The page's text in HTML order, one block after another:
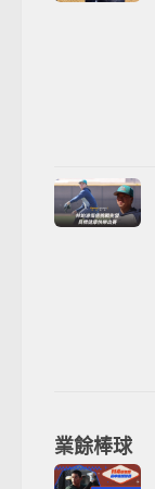
業餘棒球